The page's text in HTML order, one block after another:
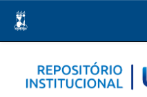
navigation